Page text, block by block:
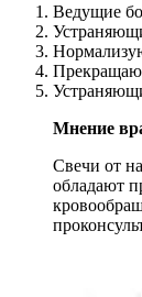
Ведущие
Мнение
Свечи от
обладают